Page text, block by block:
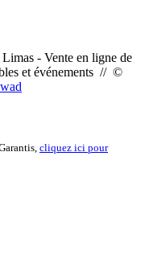
- Vente en ligne de
et événements // ©
cliquez ici pour